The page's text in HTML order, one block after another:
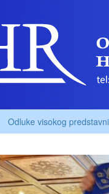
Odluke visokog